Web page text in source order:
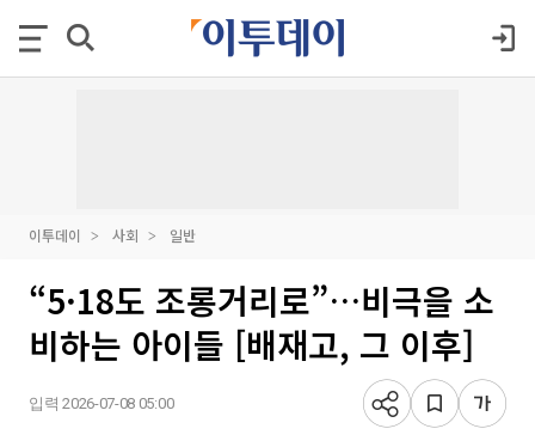
이투데이 사회 일반
“5·18도 조롱거리로”…비극을 소
비하는 아이들 [배재고, 그 이후]
입력 2026-07-08 05:00